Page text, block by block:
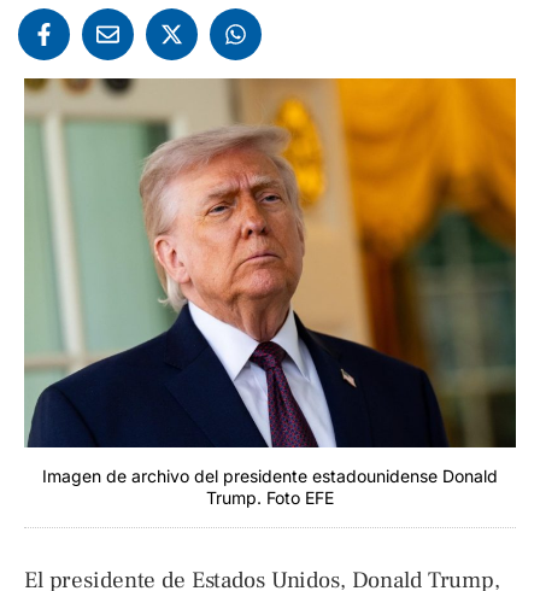
Imagen de archivo del presidente estadounidense Donald
Trump. Foto EFE
El presidente de Estados Unidos, Donald Trump,